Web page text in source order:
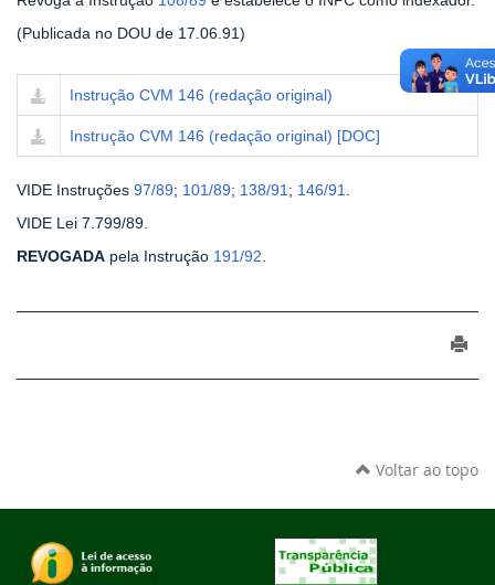
(Publicada no DOU de 17.06.91)
Instrução CVM 146 (redação original)
Instrução CVM 146 (redação original) [DOC]
VIDE Instruções 97/89; 101/89; 138/91 ; 146/91
VIDE Lei 7.799/89.
REVOGADA pela Instrução 191/92
Voltar ao topo